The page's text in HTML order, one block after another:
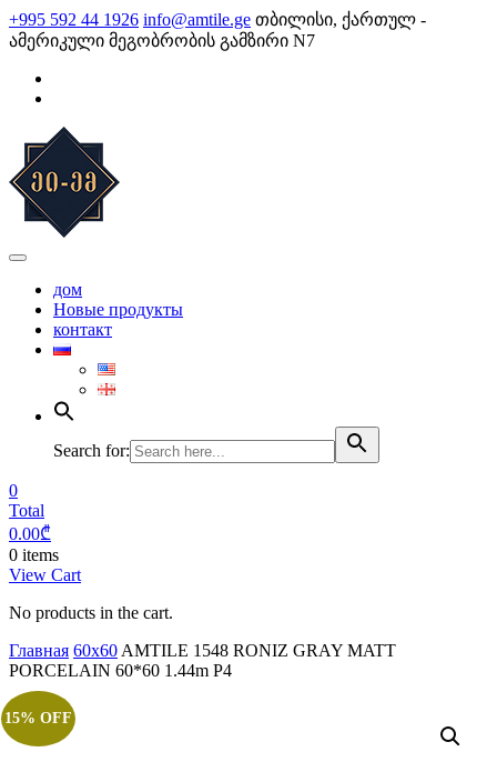
Skip
to
content
+995 592 44 1926 info@amtile.ge თბილისი, ქართულ -
ამერიკული მეგობრობის გამზირი N7
дом
Новые продукты
контакт
Search for:
0
Total
0.00₾
0 items
View Cart
No products in the cart.
Главная 60x60 AMTILE 1548 RONIZ GRAY MATT
PORCELAIN 60*60 1.44m P4
15% OFF